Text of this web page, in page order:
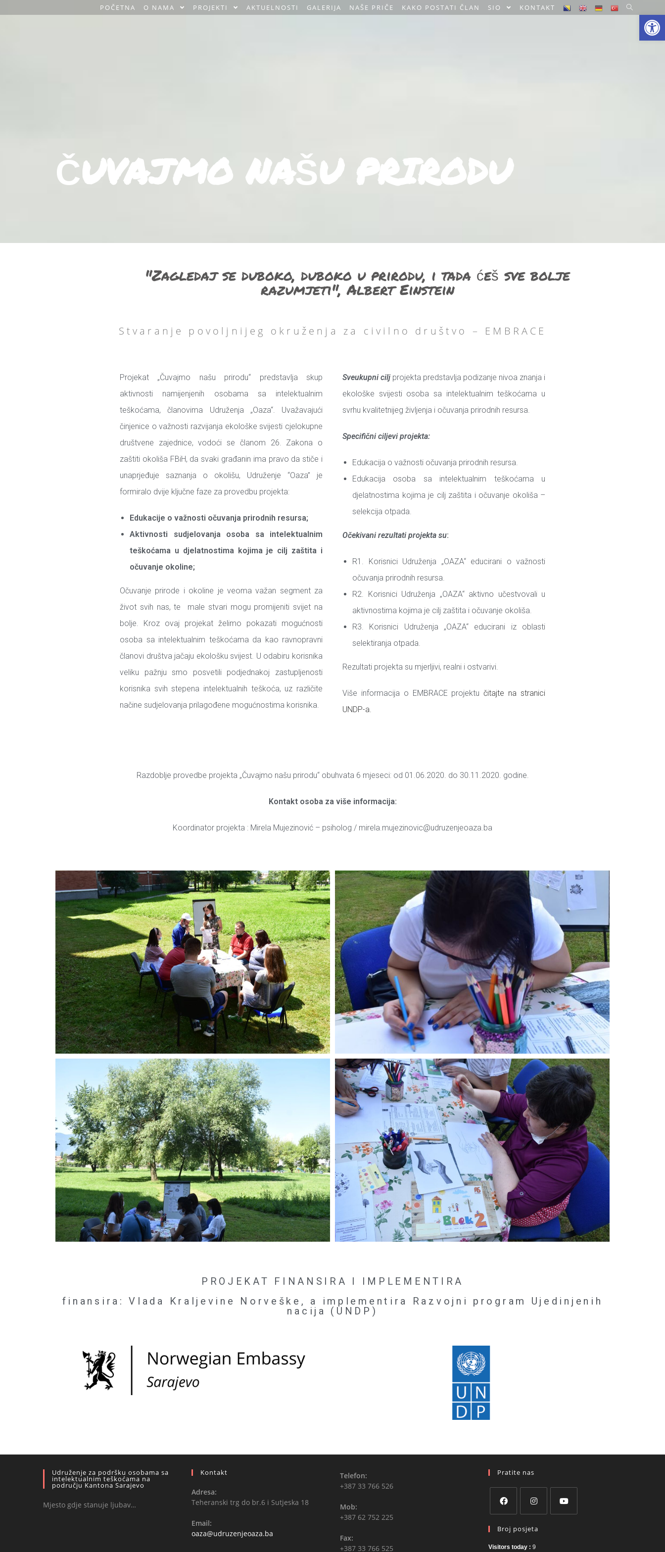
Open toolbar
O
POČETNA O NAMA PROJEKTI AKTUELNOSTI GALERIJA NAŠE PRIČE KAKO POSTATI ČLAN SIO KONTAKT
ČUVAJMO NAŠU PRIRODU
"Zagledaj se duboko, duboko u prirodu, i tada ćeš sve bolje
razumjeti", Albert Einstein
Stvaranje povoljnijeg okruženja za civilno društvo – EMBRACE
Projekat „Čuvajmo našu prirodu“ predstavlja skup
aktivnosti namijenjenih osobama sa intelektualnim
teškoćama, članovima Udruženja „Oaza“. Uvažavajući
činjenice o važnosti razvijanja ekološke svijesti cjelokupne
društvene zajednice, vodoći se članom 26. Zakona o
zaštiti okoliša FBiH, da svaki građanin ima pravo da stiče i
unaprjeđuje saznanja o okolišu, Udruženje “Oaza” je
formiralo dvije ključne faze za provedbu projekta:
Edukacije o važnosti očuvanja prirodnih resursa;
Aktivnosti sudjelovanja osoba sa intelektualnim
teškoćama u djelatnostima kojima je cilj zaštita i
očuvanje okoline;
Očuvanje prirode i okoline je veoma važan segment za
život svih nas, te male stvari mogu promijeniti svijet na
bolje. Kroz ovaj projekat želimo pokazati mogućnosti
osoba sa intelektualnim teškoćama da kao ravnopravni
članovi društva jačaju ekološku svijest. U odabiru korisnika
veliku pažnju smo posvetili podjednakoj zastupljenosti
korisnika svih stepena intelektualnih teškoća, uz različite
načine sudjelovanja prilagođene mogućnostima korisnika.
Sveukupni cilj projekta predstavlja podizanje nivoa znanja i
ekološke svijesti osoba sa intelektualnim teškoćama u
svrhu kvalitetnijeg življenja i očuvanja prirodnih resursa.
Specifični ciljevi projekta:
Edukacija o važnosti očuvanja prirodnih resursa.
Edukacija osoba sa intelektualnim teškoćama u
djelatnostima kojima je cilj zaštita i očuvanje okoliša –
selekcija otpada.
Očekivani rezultati projekta su:
R1. Korisnici Udruženja „OAZA“ educirani o važnosti
očuvanja prirodnih resursa.
R2. Korisnici Udruženja „OAZA“ aktivno učestvovali u
aktivnostima kojima je cilj zaštita i očuvanje okoliša.
R3. Korisnici Udruženja „OAZA“ educirani iz oblasti
selektiranja otpada.
Rezultati projekta su mjerljivi, realni i ostvarivi.
Više informacija o EMBRACE projektučitajte na stranici
UNDP-a.
Razdoblje provedbe projekta „Čuvajmo našu prirodu“ obuhvata 6 mjeseci: od 01.06.2020. do 30.11.2020. godine.
Kontakt osoba za više informacija:
Koordinator projekta : Mirela Mujezinović – psiholog / mirela.mujezinovic@udruzenjeoaza.ba
PROJEKAT FINANSIRA I IMPLEMENTIRA
finansira: Vlada Kraljevine Norveške, a implementira Razvojni program Ujedinjenih
nacija (UNDP)
Udruženje za podršku osobama sa
intelektualnim teškoćama na
području Kantona Sarajevo
Mjesto gdje stanuje ljubav…
Kontakt
Adresa:
Teheranski trg do br.6 i Sutjeska 18
Email:
oaza@udruzenjeoaza.ba
Telefon:
+387 33 766 526
Mob:
+387 62 752 225
Fax:
+387 33 766 525
Pratite nas
Broj posjeta
Visitors today : 9